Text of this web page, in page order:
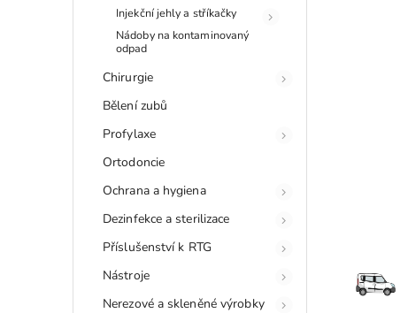
Injekční jehly a stříkačky
Nádoby na kontaminovaný
odpad
Chirurgie
Bělení zubů
Profylaxe
Ortodoncie
Ochrana a hygiena
Dezinfekce a sterilizace
Příslušenství k RTG
Nástroje
Nerezové a skleněné výrobky